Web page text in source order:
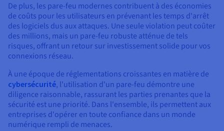
De plus, les pare-feu modernes contribuent à des économies
de coûts pour les utilisateurs en prévenant les temps d'arrêt
des logiciels dus aux attaques. Une seule violation peut coûter
des millions, mais un pare-feu robuste atténue de tels
risques, offrant un retour sur investissement solide pour vos
connexions réseau.
À une époque de réglementations croissantes en matière de
cybersécurité, l'utilisation d'un pare-feu démontre une
diligence raisonnable, rassurant les parties prenantes que la
sécurité est une priorité. Dans l'ensemble, ils permettent aux
entreprises d'opérer en toute confiance dans un monde
numérique rempli de menaces.